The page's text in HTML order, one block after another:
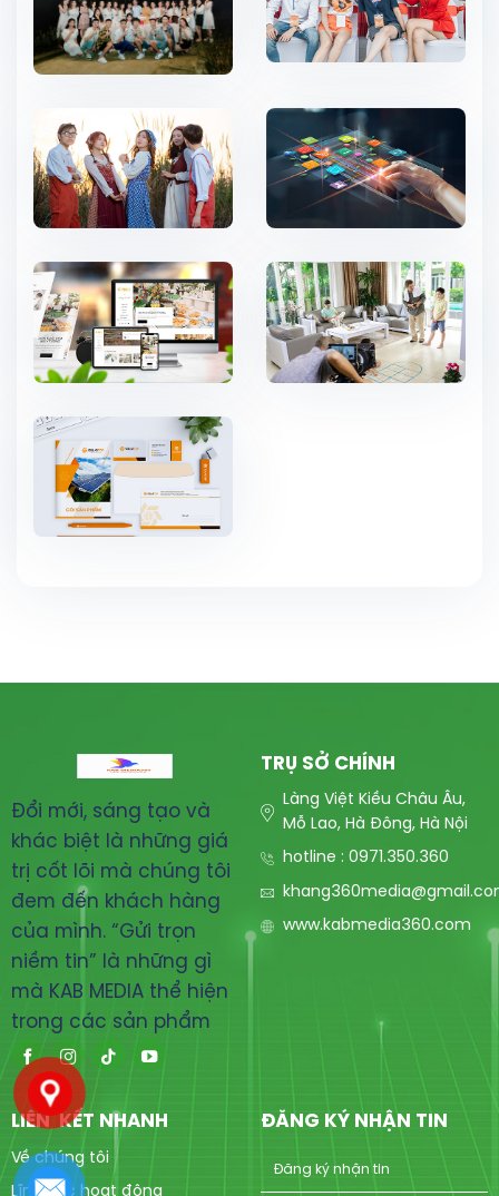
Đổi mới, sáng tạo và
khác biệt là những giá
trị cốt lõi mà chúng tôi
đem đến khách hàng
của mình. “Gửi trọn
niềm tin” là những gì
mà KAB MEDIA thể hiện
trong các sản phẩm
TRỤ SỞ CHÍNH
Làng Việt Kiều Châu Âu,
Mỗ Lao, Hà Đông, Hà Nội
hotline : 0971.350.360
www.kabmedia360.com
LIÊN KẾT NHANH
Về chúng tôi
Lĩnh vực hoạt động
ĐĂNG KÝ NHẬN TIN